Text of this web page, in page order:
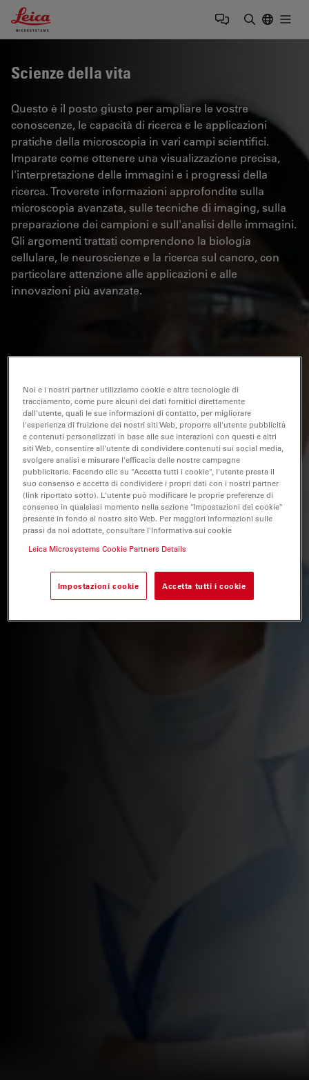
Leica Microsystems Logo
Scienze della vita
Questo è il posto giusto per ampliare le vostre
conoscenze, le capacità di ricerca e le applicazioni
pratiche della microscopia in vari campi scientifici.
Imparate come ottenere una visualizzazione precisa,
l'interpretazione delle immagini e i progressi della
ricerca. Troverete informazioni approfondite sulla
microscopia avanzata, sulle tecniche di imaging, sulla
preparazione dei campioni e sull'analisi delle immagini.
Gli argomenti trattati comprendono la biologia
cellulare, le neuroscienze e la ricerca sul cancro, con
particolare attenzione alle applicazioni e alle
innovazioni più avanzate.
Noi e i nostri partner utilizziamo cookie e altre tecnologie di
tracciamento, come pure alcuni dei dati fornitici direttamente
dall'utente, quali le sue informazioni di contatto, per migliorare
l'esperienza di fruizione dei nostri siti Web, proporre all'utente pubblicità
e contenuti personalizzati in base alle sue interazioni con questi e altri
siti Web, consentire all'utente di condividere contenuti sui social media,
svolgere analisi e misurare l'efficacia delle nostre campagne
pubblicitarie. Facendo clic su "Accetta tutti i cookie", l'utente presta il
suo consenso e accetta di condividere i propri dati con i nostri partner
(link riportato sotto). L'utente può modificare le proprie preferenze di
consenso in qualsiasi momento nella sezione "Impostazioni dei cookie"
presente in fondo al nostro sito Web. Per maggiori informazioni sulle
prassi da noi adottate, consultare l'Informativa sui cookie
Leica Microsystems Cookie Partners Details
Impostazioni cookie Accetta tutti i cookie